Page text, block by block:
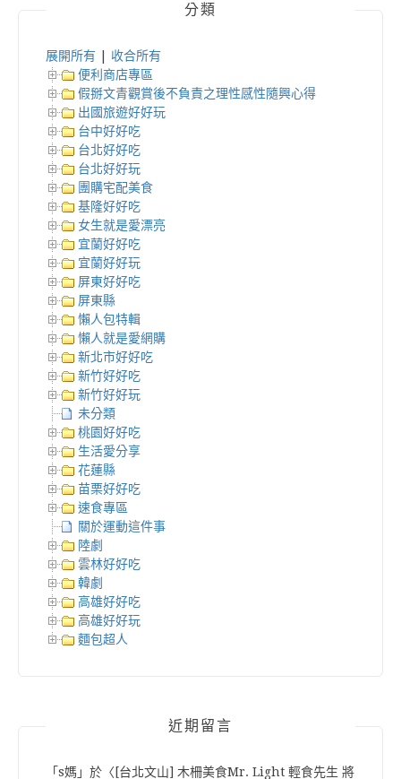
分類
展開所有
收合所有
便利商店專區
假掰文青觀賞後不負責之理性感性隨興心得
出國旅遊好好玩
台中好好吃
台北好好吃
台北好好玩
團購宅配美食
基隆好好吃
女生就是愛漂亮
宜蘭好好吃
宜蘭好好玩
屏東好好吃
屏東縣
懶人包特輯
懶人就是愛網購
新北市好好吃
新竹好好吃
新竹好好玩
未分類
桃園好好吃
生活愛分享
花蓮縣
苗栗好好吃
速食專區
關於運動這件事
陸劇
雲林好好吃
韓劇
高雄好好吃
高雄好好玩
麵包超人
近期留言
「s媽 」於〈 [台北文山] 木柵美食Mr. Light 輕食先生 將